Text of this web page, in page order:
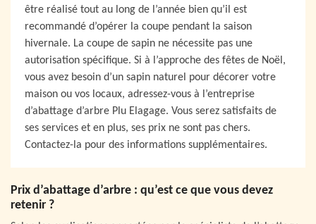
être réalisé tout au long de l’année bien qu’il est
recommandé d’opérer la coupe pendant la saison
hivernale. La coupe de sapin ne nécessite pas une
autorisation spécifique. Si à l’approche des fêtes de Noël,
vous avez besoin d’un sapin naturel pour décorer votre
maison ou vos locaux, adressez-vous à l’entreprise
d’abattage d’arbre Plu Elagage. Vous serez satisfaits de
ses services et en plus, ses prix ne sont pas chers.
Contactez-la pour des informations supplémentaires.
Prix d’abattage d’arbre : qu’est ce que vous devez
retenir ?